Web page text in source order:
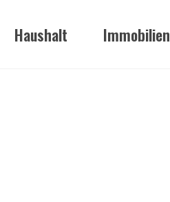
Haushalt Immobilien